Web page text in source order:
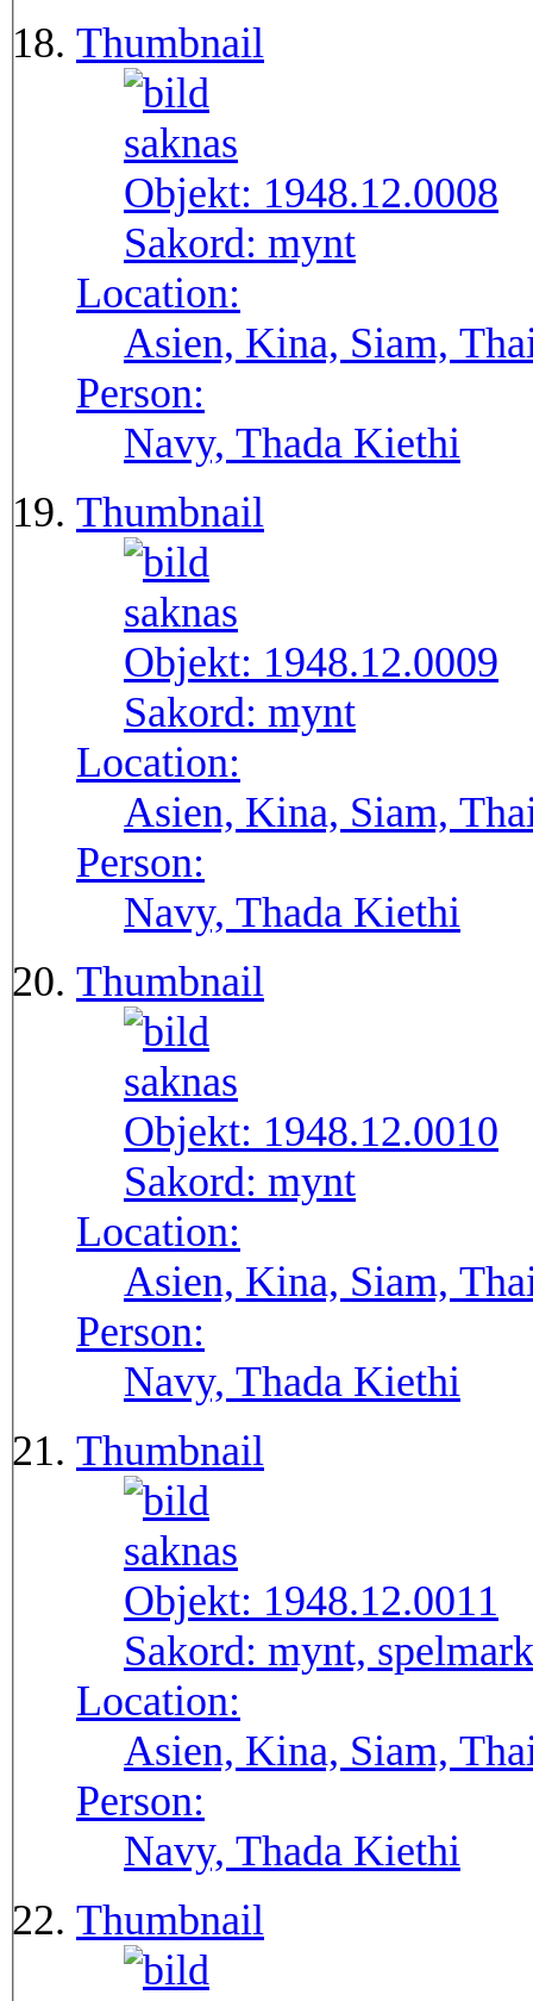
Thumbnail
Objekt: 1948.12.0008
Sakord: mynt
Location:
Asien, Kina, Siam,
Person:
Navy, Thada Kiethi
Thumbnail
Objekt: 1948.12.0009
Sakord: mynt
Location:
Asien, Kina, Siam,
Person:
Navy, Thada Kiethi
Thumbnail
Objekt: 1948.12.0010
Sakord: mynt
Location:
Asien, Kina, Siam,
Person:
Navy, Thada Kiethi
Thumbnail
Objekt: 1948.12.0011
Sakord: mynt, spelmark
Location:
Asien, Kina, Siam,
Person:
Navy, Thada Kiethi
Thumbnail